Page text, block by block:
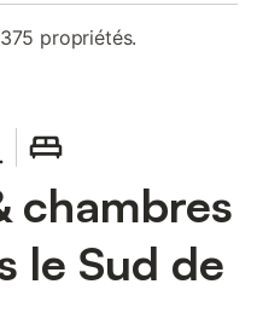
propriétés.
chambres
le Sud de